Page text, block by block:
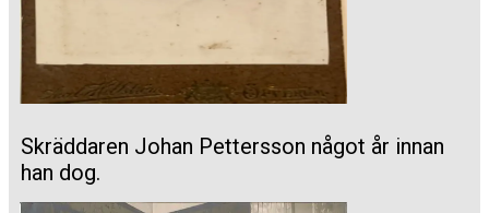
Skräddaren Johan Pettersson något år innan
han dog.